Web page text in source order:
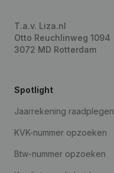
T.a.v. Liza.nl
Otto Reuchlinweg 1094
3072 MD Rotterdam
Spotlight
Jaarrekening raadplegen
KVK-nummer opzoeken
Btw-nummer opzoeken